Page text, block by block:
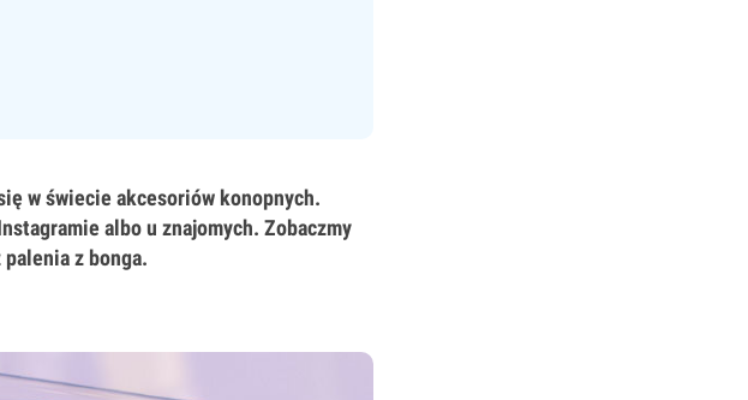
w świecie akcesoriów konopnych.
albo u znajomych. Zobaczmy
z bonga.